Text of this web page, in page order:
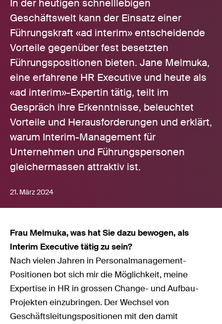
In der heutigen schnelllebigen
Geschäftswelt kann der Einsatz einer
Führungskraft «ad interim» entscheidende
Vorteile gegenüber fest besetzten
Führungspositionen bieten. Jane Melmuka,
eine erfahrene HR Executive und heute als
«ad interim»-Expertin tätig, teilt im
Gespräch ihre Erkenntnisse, beleuchtet
Vorteile und Herausforderungen und erklärt,
warum Interim-Management für
Unternehmen und Führungspersonen
gleichermassen attraktiv ist.
21. März 2024
Frau Melmuka, was hat Sie dazu bewogen, als
Interim Executive tätig zu sein?
Nach vielen Jahren in Personalmanagement-
Positionen bot sich mir die Möglichkeit, meine
Expertise in HR in grossen Change- und Aufbau-
Projekten einzubringen. Der Wechsel von
Geschäftsleitungspositionen mit den damit